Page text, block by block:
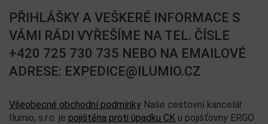
PŘIHLÁŠKY A VEŠKERÉ INFORMACE S
VÁMI RÁDI VYŘEŠÍME NA TEL. ČÍSLE
+420 725 730 735 NEBO NA EMAILOVÉ
ADRESE: EXPEDICE@ILUMIO.CZ
Všeobecné obchodní podmínky Naše cestovní kancelář
Ilumio, s.r.o. je pojištěna proti úpadku CK u pojišťovny ERGO